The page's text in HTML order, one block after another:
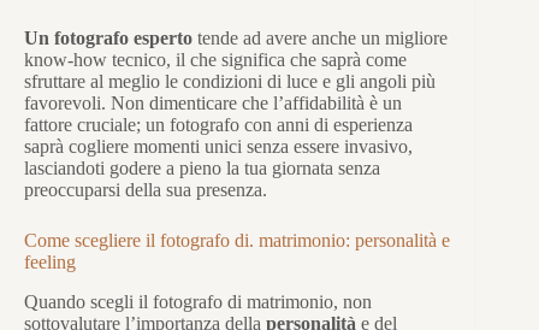
Un fotografo esperto tende ad avere anche un migliore
know-how tecnico, il che significa che saprà come
sfruttare al meglio le condizioni di luce e gli angoli più
favorevoli. Non dimenticare che l’affidabilità è un
fattore cruciale; un fotografo con anni di esperienza
saprà cogliere momenti unici senza essere invasivo,
lasciandoti godere a pieno la tua giornata senza
preoccuparsi della sua presenza.
Come scegliere il fotografo di. matrimonio: personalità e
feeling
Quando scegli il fotografo di matrimonio, non
sottovalutare l’importanza della personalità e del